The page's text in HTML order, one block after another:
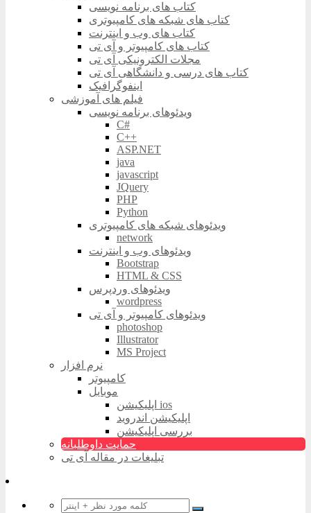
کتاب های برنامه نویسی
کتاب های شبکه های کامپیوتری
کتاب های وب و اینترنت
کتاب های کامپیوتر و آی تی
مجلات الکترونیکی آی تی
کتاب های درسی و دانشگاهی آی تی
اینفوگرافیک
فیلم های آموزشی
ویدئوهای برنامه نویسی
C#
C++
ASP.NET
java
javascript
JQuery
PHP
Python
ویدئوهای شبکه های کامپیوتری
network
ویدئوهای وب و اینترنت
Bootstrap
HTML & CSS
ویدئوهای وردپرس
wordpress
ویدئوهای کامپیوتر و آی تی
photoshop
Illustrator
MS Project
نرم افزار
کامپیوتر
موبایل
اپلیکیشن ios
اپلیکیشن اندروید
بررسی اپلیکیشن
حمایت داوطلبانه
تبلیغات در مقاله آی تی